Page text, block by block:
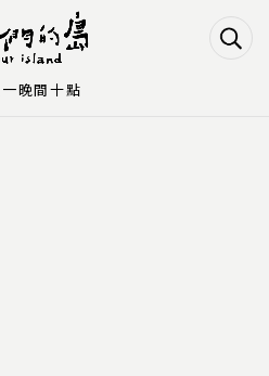
Navigation
Main content
晚間十點